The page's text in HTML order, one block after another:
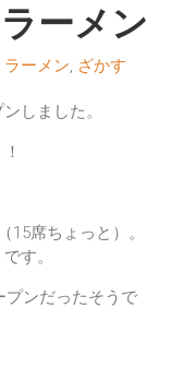
ーメン
ラーメン, ざかす
しました。
15席ちょっと）。
す。
プンだったそうで